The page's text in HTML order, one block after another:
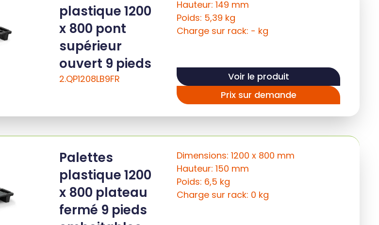
plastique 1200
x 800 pont
supérieur
ouvert 9 pieds
2.QP1208LB9FR
Hauteur: 149 mm
Poids: 5,39 kg
Charge sur rack: - kg
Voir le produit
Prix sur demande
Palettes
plastique 1200
x 800 plateau
fermé 9 pieds
Dimensions: 1200 x 800 mm
Hauteur: 150 mm
Poids: 6,5 kg
Charge sur rack: 0 kg